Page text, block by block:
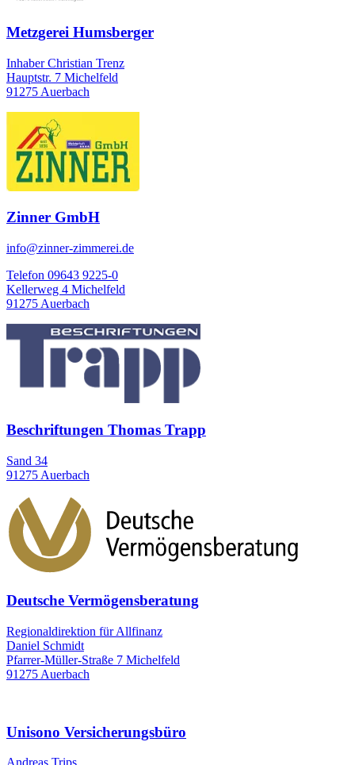
Metzgerei Humsberger
Inhaber Christian Trenz
Hauptstr. 7 Michelfeld
91275 Auerbach
Zinner GmbH
info@zinner-zimmerei.de
Telefon 09643 9225-0
Kellerweg 4 Michelfeld
91275 Auerbach
Beschriftungen Thomas Trapp
Sand 34
91275 Auerbach
Deutsche Vermögensberatung
Regionaldirektion für Allfinanz
Daniel Schmidt
Pfarrer-Müller-Straße 7 Michelfeld
91275 Auerbach
Unisono Versicherungsbüro